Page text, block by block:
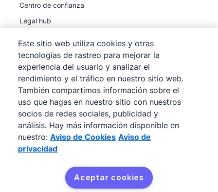
Centro de confianza
Legal hub
©2026Pipedrive
Pipedrive
Términos de servicio
Pipedrive
Aviso de privacidad
Mapa del sitio
Aviso de Cookies
Preferencias de cookies
Pipedrive es un CRM de ventas basado en la web.
Este sitio web utiliza cookies y otras
tecnologías de rastreo para mejorar la
experiencia del usuario y analizar el
rendimiento y el tráfico en nuestro sitio web.
También compartimos información sobre el
uso que hagas en nuestro sitio con nuestros
socios de redes sociales, publicidad y
análisis. Hay más información disponible en
nuestro: Aviso de Cookies Aviso de
privacidad
Aceptar cookies